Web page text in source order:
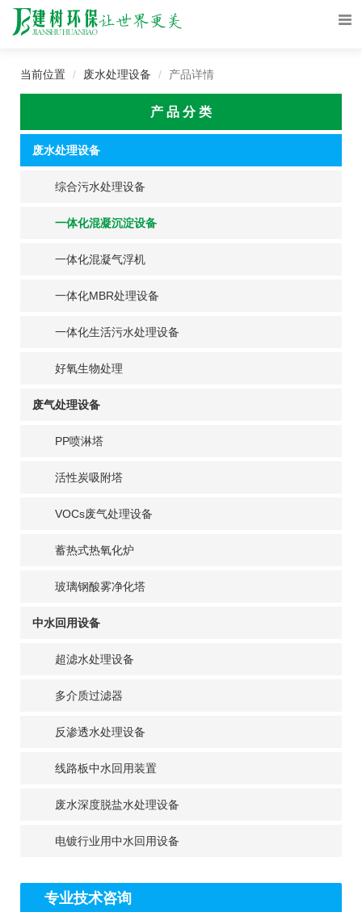
当前位置 废水处理设备 产品详情
产 品 分 类
废水处理设备
综合污水处理设备
一体化混凝沉淀设备
一体化混凝气浮机
一体化MBR处理设备
一体化生活污水处理设备
好氧生物处理
废气处理设备
PP喷淋塔
活性炭吸附塔
VOCs废气处理设备
蓄热式热氧化炉
玻璃钢酸雾净化塔
中水回用设备
超滤水处理设备
多介质过滤器
反渗透水处理设备
线路板中水回用装置
废水深度脱盐水处理设备
电镀行业用中水回用设备
专业技术咨询